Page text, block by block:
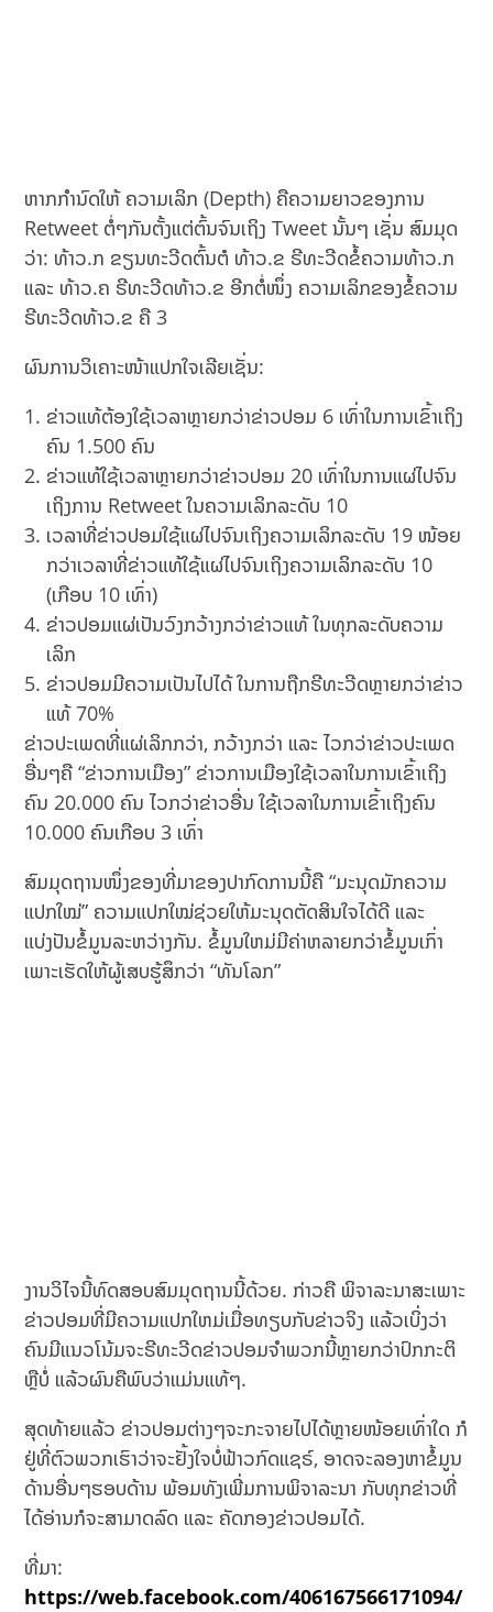
ຫາກກຳນົດໃຫ້ ຄວາມເລິກ (Depth) ຄືຄວາມຍາວຂອງການ
Retweet ຕໍ່ໆກັນຕັ້ງແຕ່ຕົ້ນຈົນເຖິງ Tweet ນັ້ນໆ ເຊັ່ນ ສົມມຸດ
ວ່າ:​ ທ້າວ.ກ ຂຽນທະວີດຕົ້ນຕໍ ທ້າວ.ຂ ຣີທະວີດຂໍ້ຄວາມທ້າວ.ກ
ແລະ ທ້າວ.ຄ ຣີທະວີດທ້າວ.ຂ ອີກຕໍ່ໜຶ່ງ ຄວາມເລິກຂອງຂໍ້ຄວາມ
ຣີທະວີດທ້າວ.ຂ ຄື 3
ຜົນການວິເຄາະໜ້າແປກໃຈເລີຍເຊັ່ນ:
ຂ່າວແທ້ຕ້ອງໃຊ້ເວລາຫຼາຍກວ່າຂ່າວປອມ 6 ເທົ່າໃນການເຂົ້າເຖິງ
ຄົນ 1.500 ຄົນ
ຂ່າວແທ້ໃຊ້ເວລາຫຼາຍກວ່າຂ່າວປອມ 20 ເທົ່າໃນການແຜ່ໄປຈົນ
ເຖິງການ Retweet ໃນຄວາມເລິກລະດັບ 10
ເວລາທີ່ຂ່າວປອມໃຊ້ແຜ່ໄປຈົນເຖິງຄວາມເລິກລະດັບ 19 ໜ້ອຍ
ກວ່າເວລາທີ່ຂ່າວແທ້ໃຊ້ແຜ່ໄປຈົນເຖິງຄວາມເລິກລະດັບ 10
(ເກືອບ 10 ເທົ່າ)
ຂ່າວປອມແຜ່ເປັນວົງກວ້າງກວ່າຂ່າວແທ້ ໃນທຸກລະດັບຄວາມ
ເລິກ
ຂ່າວປອມມີຄວາມເປັນໄປໄດ້ ໃນການຖືກຣີທະວີດຫຼາຍກວ່າຂ່າວ
ແທ້ 70%
ຂ່າວປະເພດທີ່ແຜ່ເລິກກວ່າ, ກວ້າງກວ່າ ແລະ ໄວກວ່າຂ່າວປະເພດ
ອື່ນໆຄື “ຂ່າວການເມືອງ” ຂ່າວການເມືອງໃຊ້ເວລາໃນການເຂົ້າເຖິງ
ຄົນ 20.000 ຄົນ ໄວກວ່າຂ່າວອື່ນ ໃຊ້ເວລາໃນການເຂົ້າເຖິງຄົນ
10.000 ຄົນເກືອບ 3 ເທົ່າ
ສົມມຸດຖານໜຶ່ງຂອງທີ່ມາຂອງປາກົດການນີ້ຄື “ມະນຸດມັກຄວາມ
ແປກໃໝ່” ຄວາມແປກໃໝ່ຊ່ວຍໃຫ້ມະນຸດຕັດສິນໃຈໄດ້ດີ ແລະ
ແບ່ງປັນຂໍ້ມູນລະຫວ່າງກັນ. ຂໍ້ມູນໃຫມ່ມີຄ່າຫລາຍກວ່າຂໍ້ມູນເກົ່າ
ເພາະເຮັດໃຫ້ຜູ້ເສບຮູ້ສຶກວ່າ “ທັນໂລກ”
ງານວິໄຈນີ້ທົດສອບສົມມຸດຖານນີ້ດ້ວຍ. ກ່າວຄື ພິຈາລະນາສະເພາະ
ຂ່າວປອມທີ່ມີຄວາມແປກໃຫມ່ເມື່ອທຽບກັບຂ່າວຈິງ ແລ້ວເບິ່ງວ່າ
ຄົນມີແນວໂນ້ມຈະຣີທະວີດຂ່າວປອມຈຳພວກນີ້ຫຼາຍກວ່າປົກກະຕິ
ຫຼືບໍ່ ແລ້ວຜົນຄືພົບວ່າແມ່ນແທ້ໆ.
ສຸດທ້າຍແລ້ວ ຂ່າວປອມຕ່າງໆຈະກະຈາຍໄປໄດ້ຫຼາຍໜ້ອຍເທົ່າໃດ ກໍ
ຢູ່ທີ່ຕົວພວກເຮົາວ່າຈະຢັ້ງໃຈບໍ່ຟ້າວກົດແຊຣ໌, ອາດຈະລອງຫາຂໍ້ມູນ
ດ້ານອື່ນໆຮອບດ້ານ ພ້ອມທັງເພີ່ມການພິຈາລະນາ ກັບທຸກຂ່າວທີ່
ໄດ້ອ່ານກໍຈະສາມາດລົດ ແລະ ຄັດກອງຂ່າວປອມໄດ້.
ທີ່ມາ:
https://web.facebook.com/406167566171094/